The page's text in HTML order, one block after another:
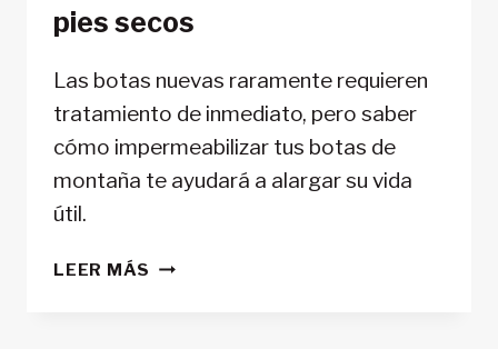
pies secos
Las botas nuevas raramente requieren
tratamiento de inmediato, pero saber
cómo impermeabilizar tus botas de
montaña te ayudará a alargar su vida
útil.
LEER MÁS CÓMO